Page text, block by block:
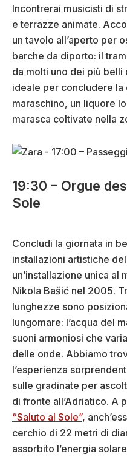
Incontrerai musicisti di
e terrazze animate.
un tavolo all’aperto per
barche da diporto: il
da molti uno dei più belli
ideale per concludere la
maraschino, un liquore
marasca coltivate nella
19:30 – Orgue
Sole
Concludi la giornata in
installazioni artistiche
un’installazione unica al
Nikola Bašić nel 2005.
lunghezze sono
lungomare: l’acqua del
suoni armoniosi che
delle onde. Abbiamo
l’esperienza
sulle gradinate per
di fronte all’Adriatico. A
“Saluto al Sole”,
cerchio di 22 metri di
assorbito l’energia